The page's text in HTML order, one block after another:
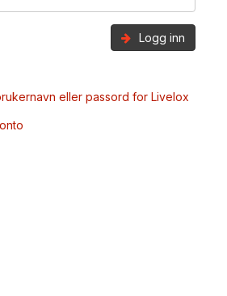
Logg inn
eller passord for Livelox